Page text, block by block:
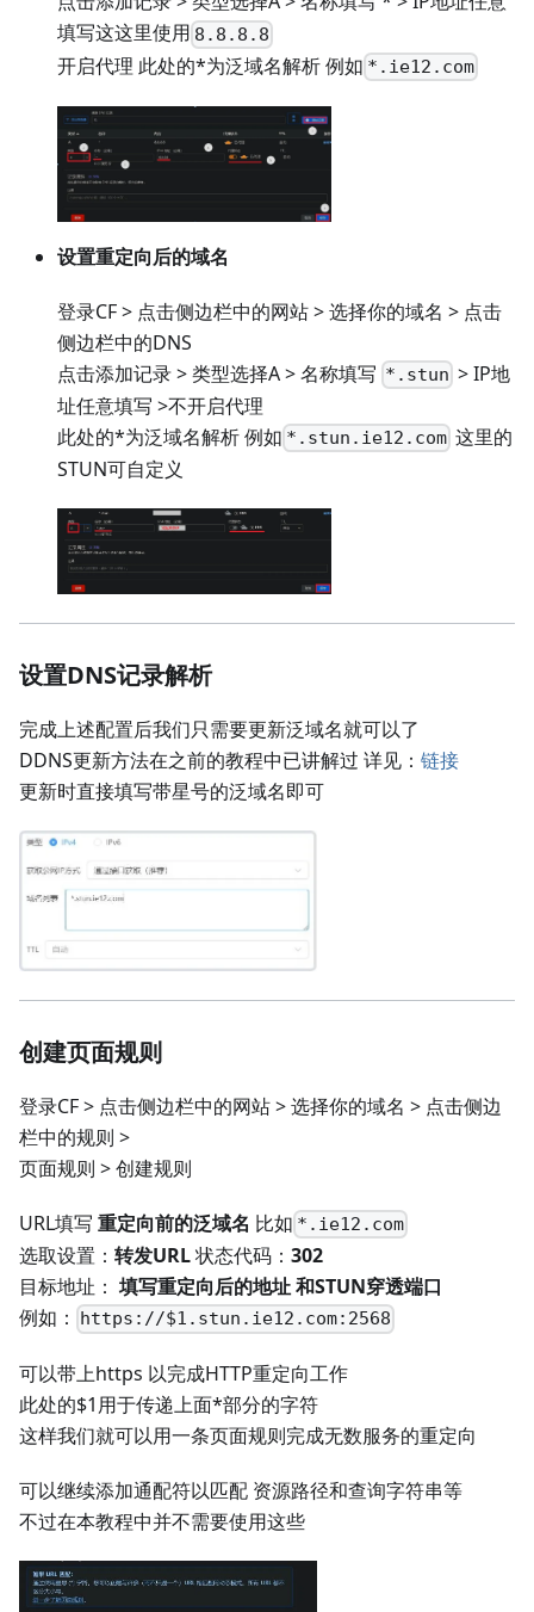
填写这这里使用 8.8.8.8
开启代理 此处的*为泛域名解析 例如 *.ie12.com
设置重定向后的域名
登录CF > 点击侧边栏中的网站 > 选择你的域名 > 点击
侧边栏中的DNS
点击添加记录 > 类型选择A > 名称填写 *.stun > IP地
址任意填写 >不开启代理
此处的*为泛域名解析 例如 *.stun.ie12.com 这里的
STUN可自定义
设置DNS记录解析
完成上述配置后我们只需要更新泛域名就可以了
DDNS更新方法在之前的教程中已讲解过 详见： 链接
更新时直接填写带星号的泛域名即可
创建页面规则
登录CF > 点击侧边栏中的网站 > 选择你的域名 > 点击侧边
栏中的规则 >
页面规则 > 创建规则
URL填写 重定向前的泛域名 比如 *.ie12.com
选取设置： 转发URL状态代码： 302
目标地址： 填写重定向后的地址 和STUN穿透端口
例如：
https://$1.stun.ie12.com:2568
可以带上https 以完成HTTP重定向工作
此处的$1用于传递上面*部分的字符
这样我们就可以用一条页面规则完成无数服务的重定向
可以继续添加通配符以匹配 资源路径和查询字符串等
不过在本教程中并不需要使用这些